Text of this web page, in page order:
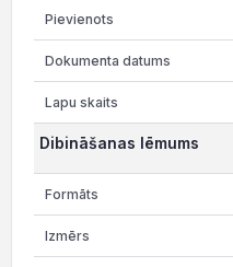
Dibināšanas lēmums